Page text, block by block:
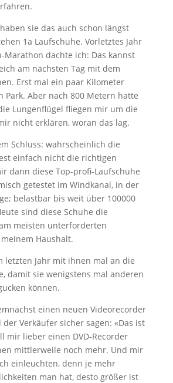
sie das auch schon längst
1a Laufschuhe. Vorletztes Jahr
Marathon dachte ich: Das kannst
am nächsten Tag mit dem
Erst mal ein paar Kilometer
Park. Aber nach 800 Metern hatte
Lungenflügel fliegen mir um die
nicht erklären, woran das lag.
Schluss: wahrscheinlich die
einfach nicht die richtigen
dann diese Top-profi-Laufschuhe
getestet im Windkanal, in der
belastbar bis weit über 100000
sind diese Schuhe die
meisten unterforderten
Haushalt.
letzten Jahr mit ihnen mal an die
damit sie wenigstens mal anderen
können.
einen neuen Videorecorder
Verkäufer sicher sagen: «Das ist
mir lieber einen DVD-Recorder
mittlerweile noch mehr. Und mir
einleuchten, denn je mehr
man hat, desto größer ist